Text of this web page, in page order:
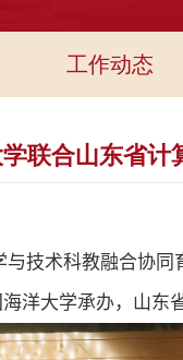
工作动态
联合山东省
技术科教融合协同
洋大学承办，山东